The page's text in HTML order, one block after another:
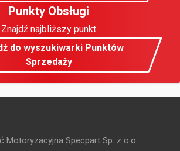
Punkty Obsługi
Znajdź najbliższy punkt
do wyszukiwarki Punktów
Sprzedaży
Motoryzacyjna Specpart Sp. z o.o.